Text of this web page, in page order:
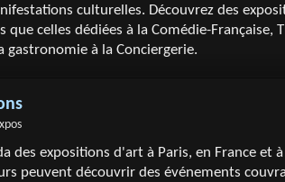
culturelles. Découvrez des
que celles dédiées à la Comédie-Française,
à la Conciergerie.
des expositions d'art à Paris, en France et à
peuvent découvrir des événements